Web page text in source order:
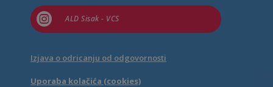
 ALD Sisak - VCS
Izjava o odricanju od odgovornosti
Uporaba kolačića (cookies)